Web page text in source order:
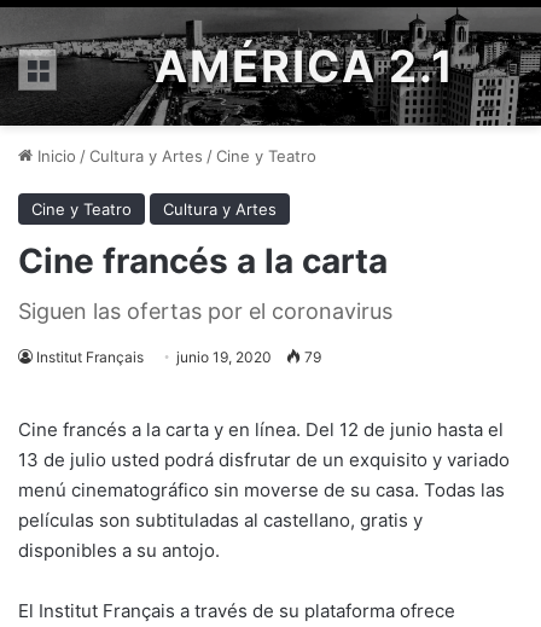
Menú AMÉRICA 2.1
Inicio /Cultura y Artes /Cine y Teatro
Cine y Teatro Cultura y Artes
Cine francés a la carta
Siguen las ofertas por el coronavirus
Institut Français junio 19, 2020 79
Cine francés a la carta y en línea. Del 12 de junio hasta el
13 de julio usted podrá disfrutar de un exquisito y variado
menú cinematográfico sin moverse de su casa. Todas las
películas son subtituladas al castellano, gratis y
disponibles a su antojo.
El Institut Français a través de su plataforma ofrece